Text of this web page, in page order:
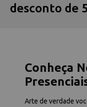
desconto de
Conheça
Arte de verdade